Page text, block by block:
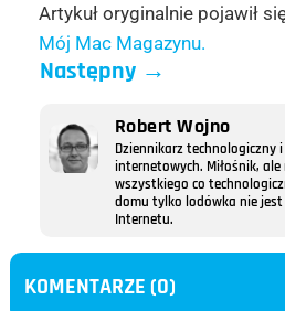
Artykuł oryginalnie pojawił
Mój Mac Magazynu.
Następny→
Robert Wojno
Dziennikarz technologiczny
internetowych. Miłośnik,
wszystkiego co
domu tylko lodówka nie jest
Internetu.
KOMENTARZE (0)